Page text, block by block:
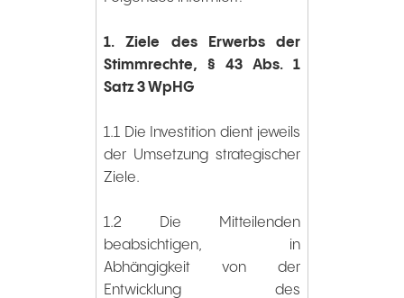
1. Ziele des Erwerbs der
Stimmrechte, § 43 Abs. 1
Satz 3 WpHG
1.1 Die Investition dient jeweils
der Umsetzung strategischer
Ziele.
1.2 Die Mitteilenden
beabsichtigen, in
Abhängigkeit von der
Entwicklung des